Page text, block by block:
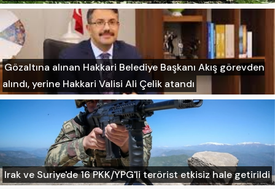
Gözaltına alınan Hakkari Belediye Başkanı Akış görevden
alındı, yerine Hakkari Valisi Ali Çelik atandı
Irak ve Suriye'de 16 PKK/YPG'li terörist etkisiz hale getirildi